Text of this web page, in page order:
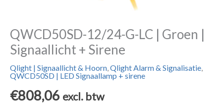
QWCD50SD-12/24-G-LC | Groen |
Signaallicht + Sirene
Qlight | Signaallicht & Hoorn,Qlight Alarm & Signalisatie,
QWCD50SD | LED Signaallamp + sirene
€808,06 excl. btw